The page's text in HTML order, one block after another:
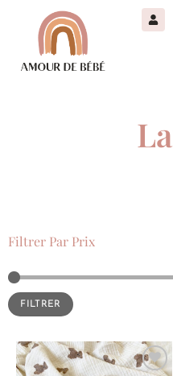
Filtrer Par Prix
FILTRER